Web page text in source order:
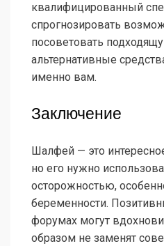
квалифицированный
спрогнозировать
посоветовать
альтернативные
именно вам.
Заключение
Шалфей — это
но его нужно
осторожностью,
беременности.
форумах могут
образом не заменят